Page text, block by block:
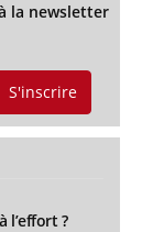
la newsletter
S'inscrire
l’effort ?